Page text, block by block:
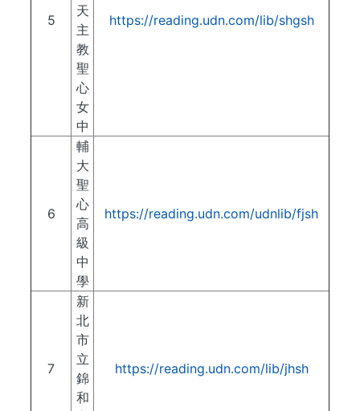
5
天
主
教
聖
心
女
中
https://reading.udn.com/lib/shgsh
6
輔
大
聖
心
高
級
中
學
https://reading.udn.com/udnlib/fjsh
7
新
北
市
立
錦
和
https://reading.udn.com/lib/jhsh